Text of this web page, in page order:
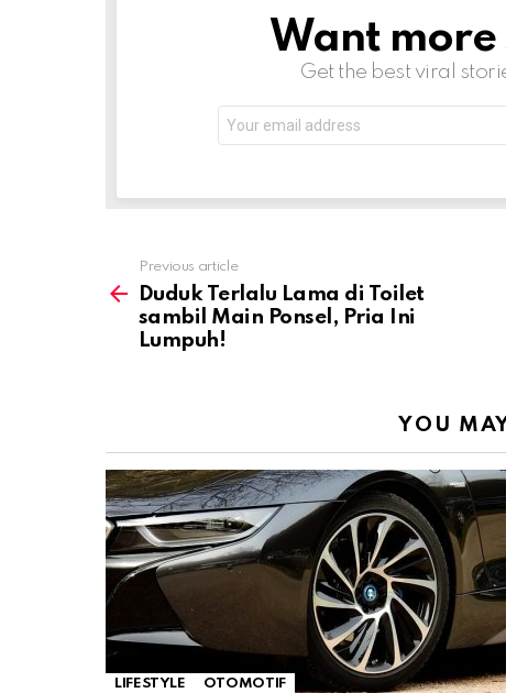
NEWSLETTERWant more
Get the best viral
address:
more
Previous article
Duduk Terlalu Lama di Toilet
sambil Main Ponsel, Pria Ini
Lumpuh!
YOU
LIFESTYLE OTOMOTIF